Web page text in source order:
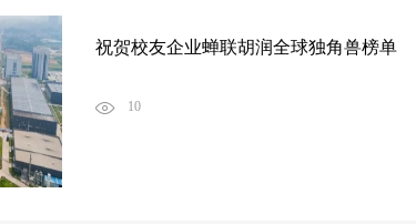
祝贺校友企业蝉联胡润全球独角兽榜单
10